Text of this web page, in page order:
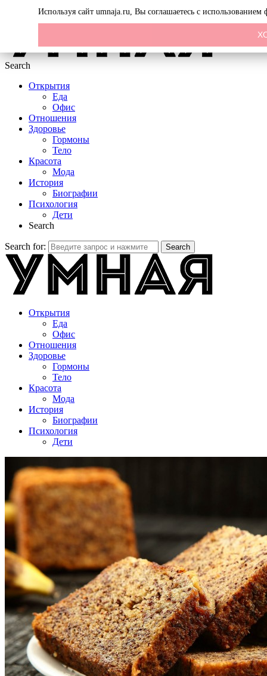
Search
Открытия
Еда
Офис
Отношения
Здоровье
Гормоны
Тело
Красота
Мода
История
Биографии
Психология
Дети
Search
Search for: Search
Открытия
Еда
Офис
Отношения
Здоровье
Гормоны
Тело
Красота
Мода
История
Биографии
Психология
Дети
Используя сайт umnaja.ru, Вы соглашаетесь с использованием